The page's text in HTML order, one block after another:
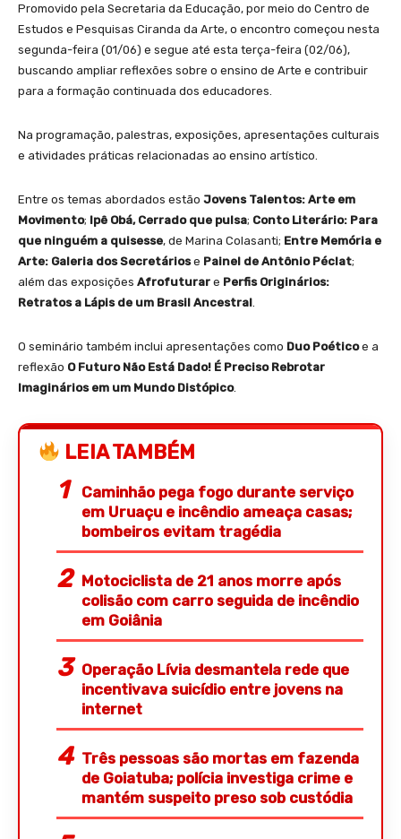
Promovido pela Secretaria da Educação, por meio do Centro de
Estudos e Pesquisas Ciranda da Arte, o encontro começou nesta
segunda-feira (01/06) e segue até esta terça-feira (02/06),
buscando ampliar reflexões sobre o ensino de Arte e contribuir
para a formação continuada dos educadores.
Na programação, palestras, exposições, apresentações culturais
e atividades práticas relacionadas ao ensino artístico.
Entre os temas abordados estão Jovens Talentos: Arte em
Movimento; Ipê Obá, Cerrado que pulsa; Conto Literário: Para
que ninguém a quisesse, de Marina Colasanti; Entre Memória e
Arte: Galeria dos Secretáriose Painel de Antônio Péclat;
além das exposições Afrofuturar e Perfis Originários:
Retratos a Lápis de um Brasil Ancestral
O seminário também inclui apresentações como Duo Poéticoe a
reflexão O Futuro Não Está Dado! É Preciso Rebrotar
Imaginários em um Mundo Distópico.
LEIA TAMBÉM
Caminhão pega fogo durante serviço
em Uruaçu e incêndio ameaça casas;
bombeiros evitam tragédia
Motociclista de 21 anos morre após
colisão com carro seguida de incêndio
em Goiânia
Operação Lívia desmantela rede que
incentivava suicídio entre jovens na
internet
Três pessoas são mortas em fazenda
de Goiatuba; polícia investiga crime e
mantém suspeito preso sob custódia